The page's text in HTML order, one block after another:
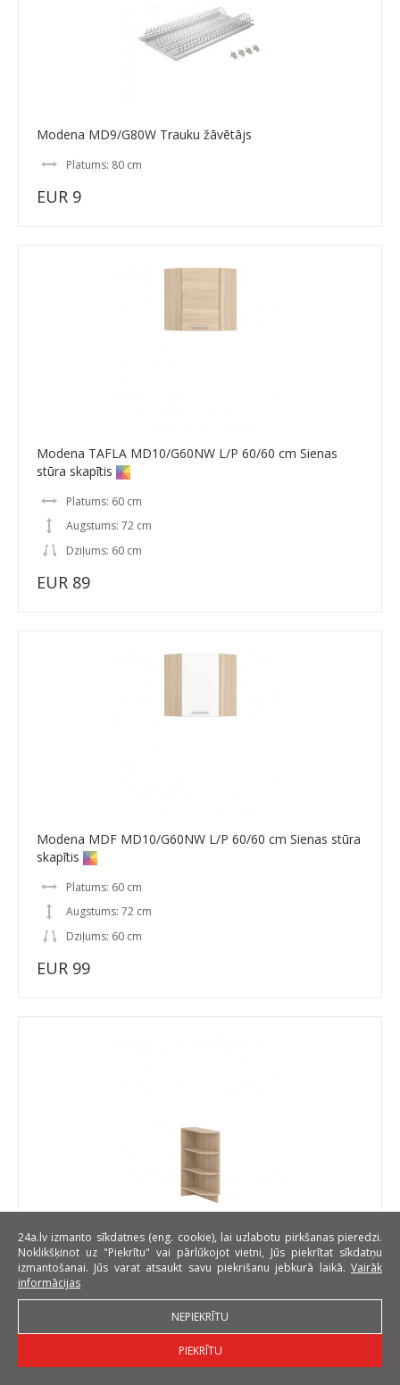
Modena MD9/G80W Trauku žāvētājs
Platums: 80 cm
EUR 9
Modena TAFLA MD10/G60NW L/P 60/60 cm Sienas
stūra skapītis
Platums: 60 cm
Augstums: 72 cm
Dziļums: 60 cm
EUR 89
Modena MDF MD10/G60NW L/P 60/60 cm Sienas stūra
skapītis
Platums: 60 cm
Augstums: 72 cm
Dziļums: 60 cm
EUR 99
Platums: 19 cm
Augstums: 82 cm
Dziļums: 55.5 cm
EUR 37
24a.lv izmanto sīkdatnes (eng. cookie), lai uzlabotu pirkšanas pieredzi.
Noklikšķinot uz "Piekrītu" vai pārlūkojot vietni, Jūs piekrītat sīkdatņu
izmantošanai. Jūs varat atsaukt savu piekrišanu jebkurā laikā. Vairāk
informācijas
NEPIEKRĪTU
PIEKRĪTU